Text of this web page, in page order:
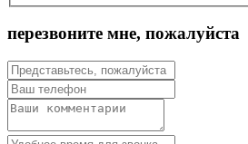
перезвоните мне, пожалуйста